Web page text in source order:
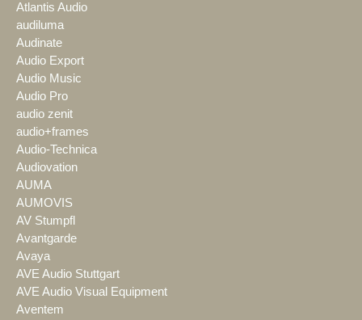
Atlantis Audio
audiluma
Audinate
Audio Export
Audio Music
Audio Pro
audio zenit
audio+frames
Audio-Technica
Audiovation
AUMA
AUMOVIS
AV Stumpfl
Avantgarde
Avaya
AVE Audio Stuttgart
AVE Audio Visual Equipment
Aventem